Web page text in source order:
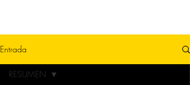
Entrada
RESUMEN